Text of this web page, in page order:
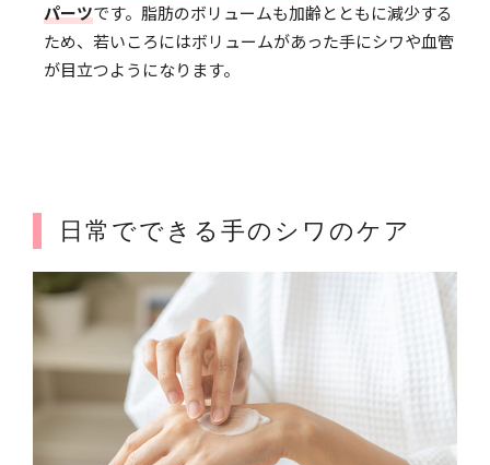
パーツです。脂肪のボリュームも加齢とともに減少する
ため、若いころにはボリュームがあった手にシワや血管
が目立つようになります。
日常でできる手のシワのケア